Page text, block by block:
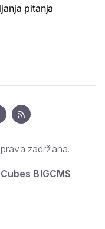
pitanja
zadržana.
Cubes BIGCMS